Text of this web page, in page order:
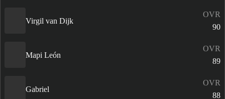
Virgil van Dijk
OVR
90
Mapi León
OVR
89
Gabriel
OVR
88